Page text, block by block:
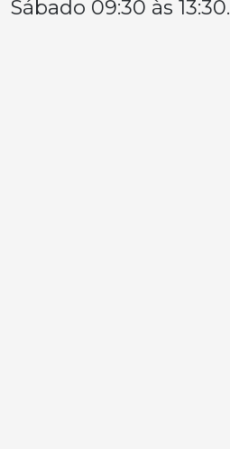
Sábado 09:30 às 13:30.